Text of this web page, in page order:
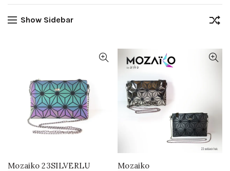
Show Sidebar
Mozaiko 23SILVERLU
Mozaiko